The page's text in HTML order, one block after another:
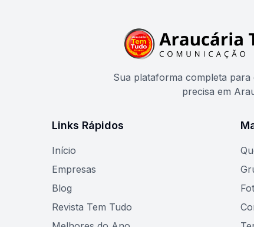
Sua plataforma completa
precisa em
Links Rápidos
Início
Empresas
Blog
Revista Tem Tudo